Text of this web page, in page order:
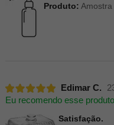
Produto:
Edimar C.
Eu recomendo esse
Satisfação.